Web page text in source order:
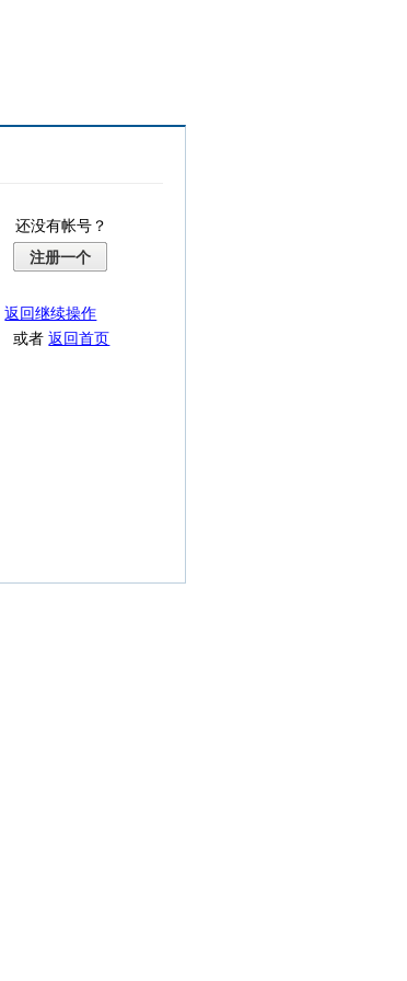
还没有帐号？
注册一个
返回继续操作
或者返回首页